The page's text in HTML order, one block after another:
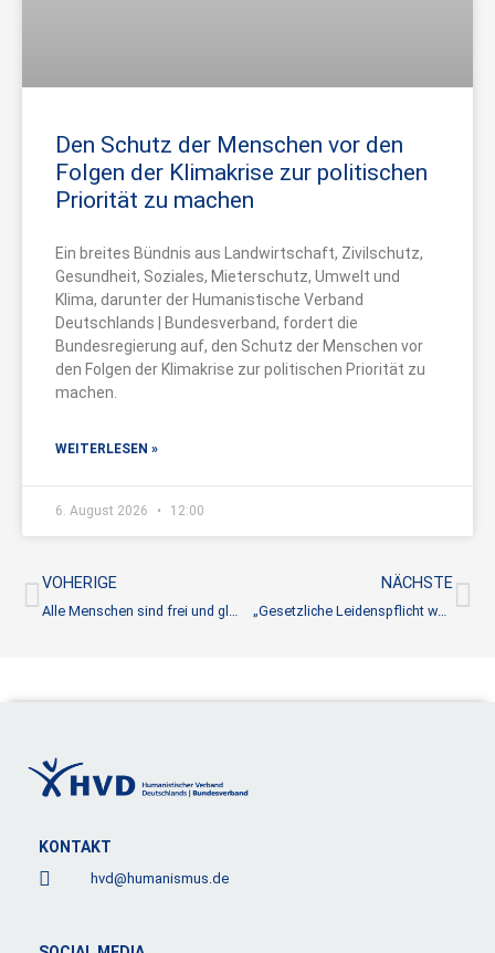
Den Schutz der Menschen vor den
Folgen der Klimakrise zur politischen
Priorität zu machen
Ein breites Bündnis aus Landwirtschaft, Zivilschutz,
Gesundheit, Soziales, Mieterschutz, Umwelt und
Klima, darunter der Humanistische Verband
Deutschlands | Bundesverband, fordert die
Bundesregierung auf, den Schutz der Menschen vor
den Folgen der Klimakrise zur politischen Priorität zu
machen.
WEITERLESEN »
6. August 2026 12:00
Zurück
VOHERIGE
Alle Menschen sind frei und gleich an Würde und Rechten geboren
NÄCHSTE
„Gesetzliche Leidenspflicht wäre verfassungswidrig“
KONTAKT
hvd@humanismus.de